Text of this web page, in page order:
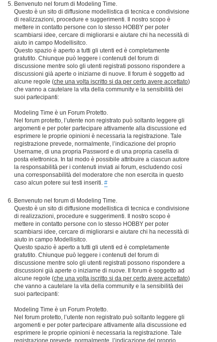
Benvenuto nel forum di Modeling Time.
Questo è un sito di diffusione modellistica di tecnica e condivisione
di realizzazioni, procedure e suggerimenti. Il nostro scopo è
mettere in contatto persone con lo stesso HOBBY per poter
scambiarsi idee, cercare di migliorarsi e aiutare chi ha necessità di
aiuto in campo Modellisitco.
Questo spazio è aperto a tutti gli utenti ed è completamente
gratutito. Chiunque può leggere i contenuti del forum di
discussione mentre solo gli utenti registrati possono rispondere a
discussioni già aperte o iniziarne di nuove. Il forum è soggetto ad
alcune regole (che una volta iscritto si da per certo avere accettato)
che vanno a cautelare la vita della community e la sensibilità dei
suoi partecipanti:
Modeling Time è un Forum Protetto.
Nel forum protetto, l’utente non registrato può soltanto leggere gli
argomenti e per poter partecipare attivamente alla discussione ed
esprimere le proprie opinioni è necessaria la registrazione. Tale
registrazione prevede, normalmente, l’indicazione del proprio
Username, di una propria Password e di una propria casella di
posta elettronica. In tal modo è possibile attribuire a ciascun autore
la responsabilità per i contenuti inviati ai forum, escludendo così
una corresponsabilità del moderatore che non esercita in questo
caso alcun potere sui testi inseriti. #
Benvenuto nel forum di Modeling Time.
Questo è un sito di diffusione modellistica di tecnica e condivisione
di realizzazioni, procedure e suggerimenti. Il nostro scopo è
mettere in contatto persone con lo stesso HOBBY per poter
scambiarsi idee, cercare di migliorarsi e aiutare chi ha necessità di
aiuto in campo Modellisitco.
Questo spazio è aperto a tutti gli utenti ed è completamente
gratutito. Chiunque può leggere i contenuti del forum di
discussione mentre solo gli utenti registrati possono rispondere a
discussioni già aperte o iniziarne di nuove. Il forum è soggetto ad
alcune regole (che una volta iscritto si da per certo avere accettato)
che vanno a cautelare la vita della community e la sensibilità dei
suoi partecipanti:
Modeling Time è un Forum Protetto.
Nel forum protetto, l’utente non registrato può soltanto leggere gli
argomenti e per poter partecipare attivamente alla discussione ed
esprimere le proprie opinioni è necessaria la registrazione. Tale
registrazione prevede, normalmente, l’indicazione del proprio